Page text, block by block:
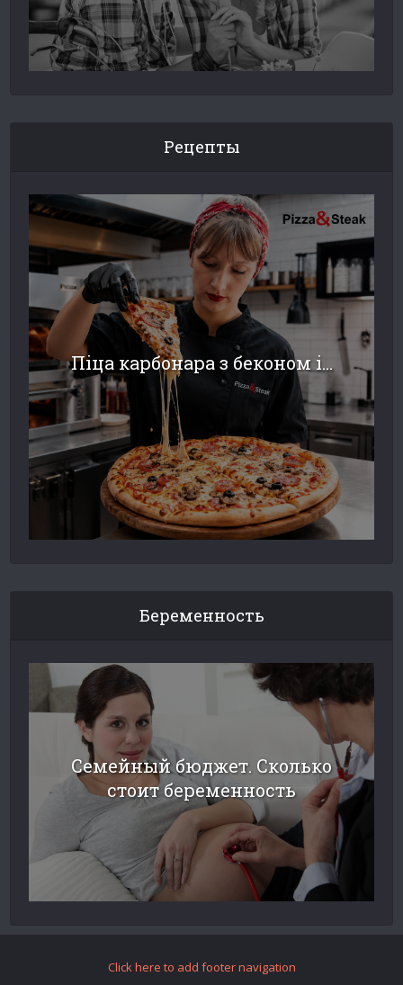
Рецепты
Піца карбонара з беконом і...
Беременность
Семейный бюджет. Сколько
стоит беременность
Click here to add footer navigation